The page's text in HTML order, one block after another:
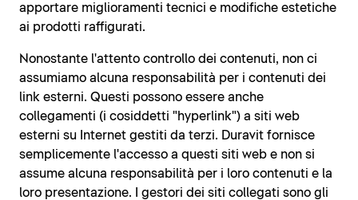
apportare miglioramenti tecnici e modifiche estetiche
ai prodotti raffigurati.
Nonostante l'attento controllo dei contenuti, non ci
assumiamo alcuna responsabilità per i contenuti dei
link esterni. Questi possono essere anche
collegamenti (i cosiddetti "hyperlink") a siti web
esterni su Internet gestiti da terzi. Duravit fornisce
semplicemente l'accesso a questi siti web e non si
assume alcuna responsabilità per i loro contenuti e la
loro presentazione. I gestori dei siti collegati sono gli